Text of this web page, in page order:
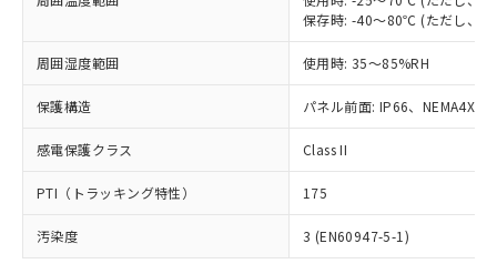
保存時: -40～80℃ (ただし、氷
周囲湿度範囲 使用時: 35～85%RH
保護構造 パネル前面: IP66、NEMA4X,
感電保護クラス Class II
PTI（トラッキング特性） 175
汚染度 3 (EN60947-5-1)
正式な納期状況および標準価格はお客
様のお取引先、またはお客様担当のオ
ムロン制御機器販売店・当社販売員に
オムロン制御機器販売店や当社販売拠
点は「
販売ネットワーク
」をご確認
在庫状況および標準価格結果を当社の
事前の承諾なく第三者に漏洩または開
示しないようお願いします。
マイパーツ機能（部品リスト作成サー
(PBDE) 1000ppm以下、フタル酸ビス(2-エチルヘキシ
ル) (DEHP)(別名：DOP) 1000ppm以下、フタル酸ブチ
ルベンジル（BBP） 1000ppm以下、フタル酸ジブチル
（DBP） 1000ppm以下、フタル酸ジイソブチル
(DIBP) 1000ppm以下
但し、RoHS指令で産業用監視および制御機器に対する
適用除外項目は除く。
※2 対応予定月
部品在庫の切り替え状況などにより、予定
ニル類) : 1000ppm、 PBDEs(ポリ臭化ジフェニルエーテ
DBP(フタル酸ジブチル) : 1000ppm、 DIBP(フタル酸ジ
イソブチル) : 1000ppm、 BBP(フタル酸ブチルベンジ
ル) : 1000ppm、
DEHP(フタル酸ビス(2-エチルヘキシル)) : 1000ppm
※2 環境保護使用期限
「ｅ」：有害物質（10物質）のすべてが基
「10」：通常の使用状況下において有害物
当社は規制貨物を破棄する場合は、完
全に破砕するなど、違法に輸出されな
いよう必要な手段を講じます。
当社は貴社製品を、核兵器、ミサイ
ル、化学兵器、生物兵器またはその他
武器並びにこれらの製造装置等に一切
使用いたしません。
当社は、貴社製品を第三者に販売する
場合は、上記1、2および3の内容を当
該第三者に通知します。また当社は、
販売先および販売に係わる関係者が違
○ 一定数以上の在庫あり
△ 一定数には満たないが在庫あり
在庫なし(最新の在庫状況につ
たはお客様担当のオムロン制御
機器販売店・当社販売員にご確
空
受注生産機種、また在庫状況の